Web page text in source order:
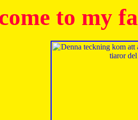
to my